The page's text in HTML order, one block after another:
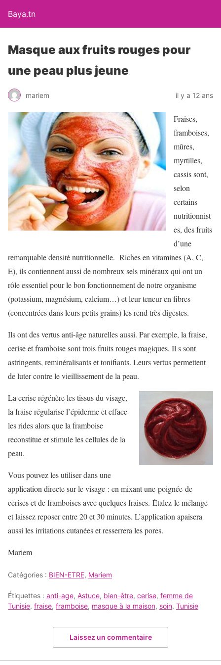
Baya.tn
Masque aux fruits rouges pour
une peau plus jeune
mariem il y a 12 ans
Fraises,
framboises,
mûres,
myrtilles,
cassis sont,
selon
certains
nutritionnist
es, des fruits
d’une
remarquable densité nutritionnelle. Riches en vitamines (A, C,
E), ils contiennent aussi de nombreux sels minéraux qui ont un
rôle essentiel pour le bon fonctionnement de notre organisme
(potassium, magnésium, calcium…) et leur teneur en fibres
(concentrées dans leurs petits grains) les rend très digestes.
Ils ont des vertus anti-âge naturelles aussi. Par exemple, la fraise,
cerise et framboise sont trois fruits rouges magiques. Il s sont
astringents, reminéralisants et tonifiants. Leurs vertus permettent
de luter contre le vieillissement de la peau.
La cerise régénère les tissus du visage,
la fraise régularise l’épiderme et efface
les rides alors que la framboise
reconstitue et stimule les cellules de la
peau.
Vous pouvez les utiliser dans une
application directe sur le visage : en mixant une poignée de
cerises et de framboises avec quelques fraises. Étalez le mélange
et laissez reposer entre 20 et 30 minutes. L’application apaisera
aussi les irritations cutanées et resserrera les pores.
Mariem
Catégories : BIEN-ETRE, Mariem
Étiquettes : anti-age, Astuce, bien-être, cerise, femme de
Tunisie, fraise, framboise, masque à la maison, soin, Tunisie
Laissez un commentaire